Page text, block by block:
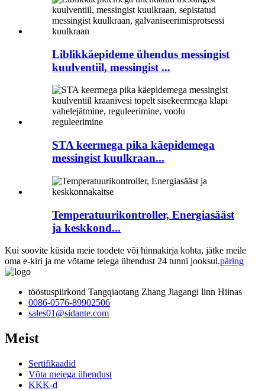
Liblikkäepideme ühendus messingist
kuulventiil, messingist ...
STA keermega pika käepidemega
messingist kuulkraan...
Temperatuurikontroller, Energiasääst
ja keskkond...
Kui soovite küsida meie toodete või hinnakirja kohta, jätke meile
oma e-kiri ja me võtame teiega ühendust 24 tunni jooksul.päring
tööstuspiirkond Tangqiaotang Zhang Jiagangi linn Hiinas
0086-0576-89902506
sales01@sidante.com
Meist
Sertifikaadid
Võta meiega ühendust
KKK-d